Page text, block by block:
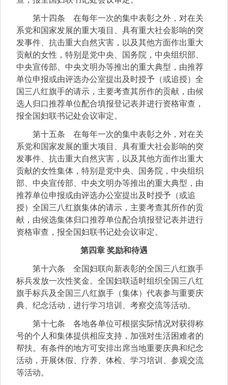
第十四条 在每年一次的集中表彰之外，对在关
系党和国家发展的重大项目、具有重大社会影响的突
发事件、抗击重大自然灾害，以及其他方面作出重大
贡献的女性，特别是党中央、国务院，中央组织部、
中央宣传部、中央文明办等推出的重大典型，由推荐
单位申报或由评选办公室提出及时授予（或追授）全
国三八红旗手的请示，主要考查其所作的贡献，由候
选人归口推荐单位配合填报登记表并进行资格审查，
报全国妇联书记处会议审定。
第十五条 在每年一次的集中表彰之外，对在关
系党和国家发展的重大项目、具有重大社会影响的突
发事件、抗击重大自然灾害，以及其他方面作出重大
贡献的女性集体，特别是党中央、国务院，中央组织
部、中央宣传部、中央文明办等推出的重大典型，由
推荐单位申报或由评选办公室提出及时授予（或追
授）全国三八红旗集体的请示，主要考查其所作的贡
献，由候选集体归口推荐单位配合填报登记表并进行
资格审查，报全国妇联书记处会议审定。
第四章 奖励和待遇
第十六条 全国妇联向新表彰的全国三八红旗手
标兵发放一次性奖金。全国妇联适时组织全国三八红
旗手标兵及全国三八红旗手（集体）代表参与重要庆
典、纪念活动，进行学习培训、考察交流等活动。
第十七条 各地各单位可根据实际情况对获得称
号的个人和集体提供相应支持，加强对生活困难者的
帮扶。有条件的地方可安排出席当地重要庆典和纪念
活动，开展休假、疗养、体检、学习培训、参观交流
等活动。